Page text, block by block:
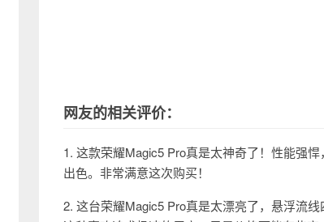
网友的相关评价：
1. 这款荣耀Magic5 Pro真是太神奇了！性能强
出色。非常满意这次购买！
2. 这台荣耀Magic5 Pro真是太漂亮了，悬浮流